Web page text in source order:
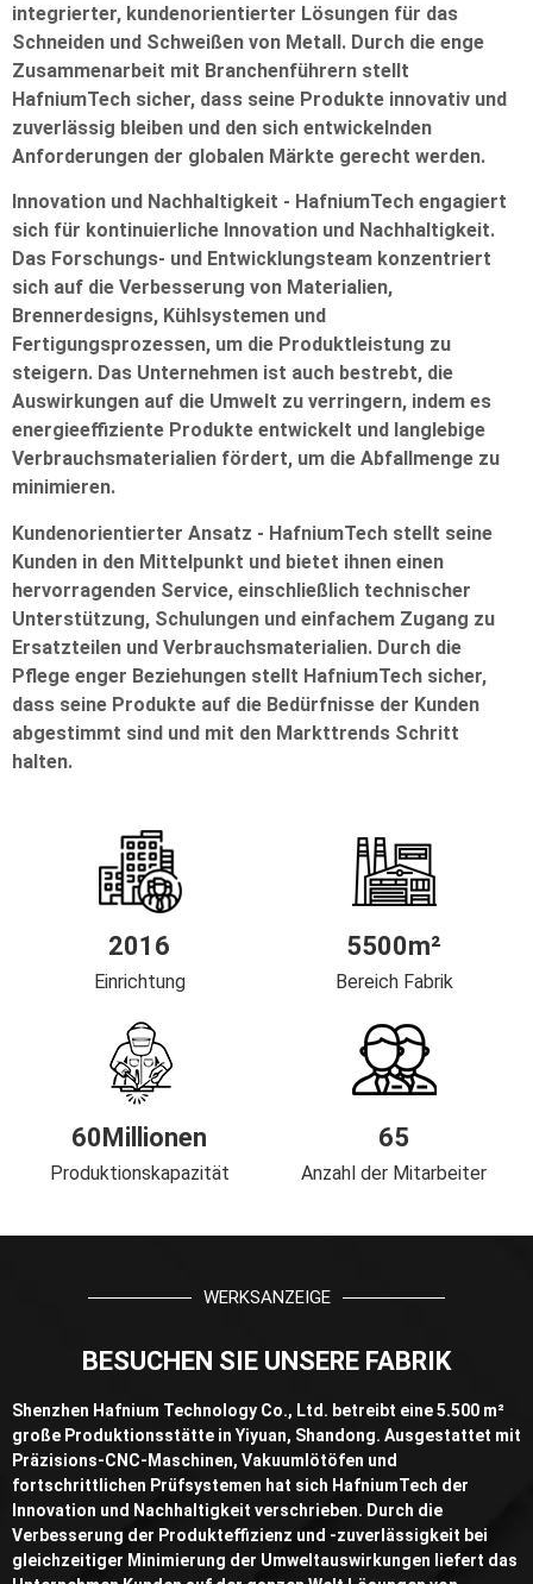
integrierter, kundenorientierter Lösungen für das
Schneiden und Schweißen von Metall. Durch die enge
Zusammenarbeit mit Branchenführern stellt
HafniumTech sicher, dass seine Produkte innovativ und
zuverlässig bleiben und den sich entwickelnden
Anforderungen der globalen Märkte gerecht werden.
Innovation und Nachhaltigkeit - HafniumTech engagiert
sich für kontinuierliche Innovation und Nachhaltigkeit.
Das Forschungs- und Entwicklungsteam konzentriert
sich auf die Verbesserung von Materialien,
Brennerdesigns, Kühlsystemen und
Fertigungsprozessen, um die Produktleistung zu
steigern. Das Unternehmen ist auch bestrebt, die
Auswirkungen auf die Umwelt zu verringern, indem es
energieeffiziente Produkte entwickelt und langlebige
Verbrauchsmaterialien fördert, um die Abfallmenge zu
minimieren.
Kundenorientierter Ansatz - HafniumTech stellt seine
Kunden in den Mittelpunkt und bietet ihnen einen
hervorragenden Service, einschließlich technischer
Unterstützung, Schulungen und einfachem Zugang zu
Ersatzteilen und Verbrauchsmaterialien. Durch die
Pflege enger Beziehungen stellt HafniumTech sicher,
dass seine Produkte auf die Bedürfnisse der Kunden
abgestimmt sind und mit den Markttrends Schritt
halten.
2016
Einrichtung
5500m²
Bereich Fabrik
60Millionen
Produktionskapazität
65
Anzahl der Mitarbeiter
WERKSANZEIGE
BESUCHEN SIE UNSERE FABRIK
Shenzhen Hafnium Technology Co., Ltd. betreibt eine 5.500 m²
große Produktionsstätte in Yiyuan, Shandong. Ausgestattet mit
Präzisions-CNC-Maschinen, Vakuumlötöfen und
fortschrittlichen Prüfsystemen hat sich HafniumTech der
Innovation und Nachhaltigkeit verschrieben. Durch die
Verbesserung der Produkteffizienz und -zuverlässigkeit bei
gleichzeitiger Minimierung der Umweltauswirkungen liefert das